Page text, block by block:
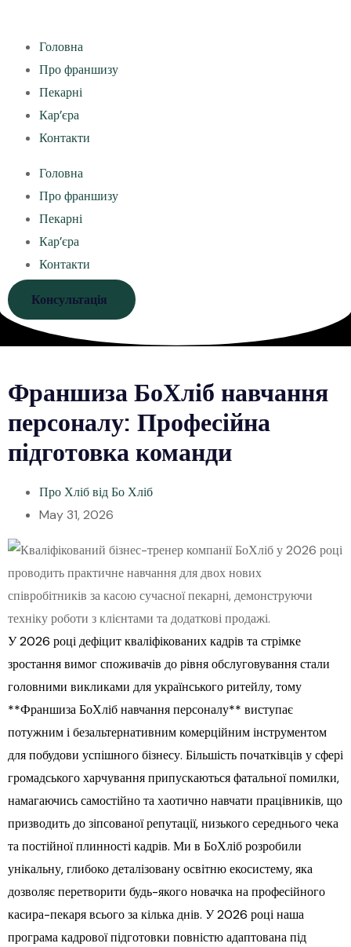
Головна
Про франшизу
Пекарні
Кар’єра
Контакти
Головна
Про франшизу
Пекарні
Кар’єра
Контакти
Консультація
Франшиза БоХліб навчання
персоналу: Професійна
підготовка команди
Про Хліб від Бо Хліб
May 31, 2026
У 2026 році дефіцит кваліфікованих кадрів та стрімке
зростання вимог споживачів до рівня обслуговування стали
головними викликами для українського ритейлу, тому
**Франшиза БоХліб навчання персоналу** виступає
потужним і безальтернативним комерційним інструментом
для побудови успішного бізнесу. Більшість початківців у сфері
громадського харчування припускаються фатальної помилки,
намагаючись самостійно та хаотично навчати працівників, що
призводить до зіпсованої репутації, низького середнього чека
та постійної плинності кадрів. Ми в БоХліб розробили
унікальну, глибоко деталізовану освітню екосистему, яка
дозволяє перетворити будь-якого новачка на професійного
касира-пекаря всього за кілька днів. У 2026 році наша
програма кадрової підготовки повністю адаптована під